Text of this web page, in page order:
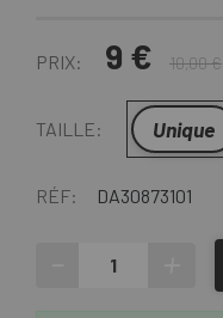
PRIX: 9 € 10,00 €
TAILLE: Unique
RÉF: DA30873101